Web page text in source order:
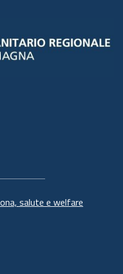
salute e welfare